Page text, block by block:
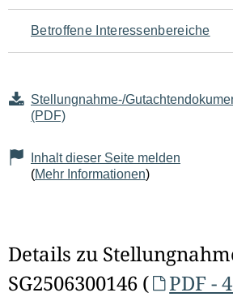
für
den
Seiteninhalt
Betroffene Interessenbereiche
Stellungnahme-/
(PDF)
Inhalt dieser Seite melden
(Mehr Informationen)
Details zu
SG2506300146 (
PDF -